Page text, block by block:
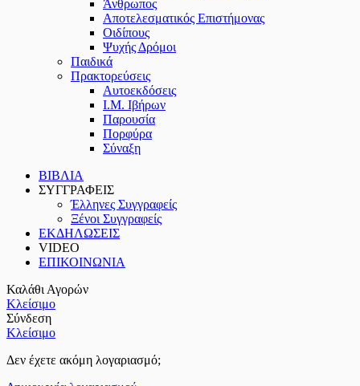
Άνθρωπος
Αποτελεσματικός Επιστήμονας
Οιδίπους
Ψυχής Δρόμοι
Παιδικά
Πρακτoρεύσεις
Αυτοεκδόσεις
Ι.Μ. Ιβήρων
Παρουσία
Πορφύρα
Σύναξη
ΒΙΒΛΙΑ
ΣΥΓΓΡΑΦΕΙΣ
Έλληνες Συγγραφείς
Ξένοι Συγγραφείς
ΕΚΔΗΛΩΣΕΙΣ
VIDEO
ΕΠΙΚΟΙΝΩΝΙΑ
Καλάθι Αγορών
Κλείσιμο
Σύνδεση
Κλείσιμο
Δεν έχετε ακόμη λογαριασμό;